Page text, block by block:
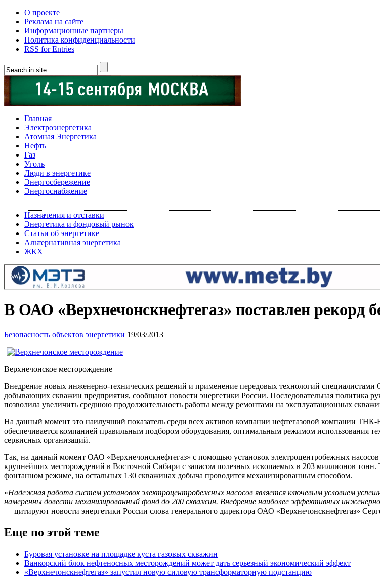
О проекте
Реклама на сайте
Информационные партнеры
Политика конфиденциальности
RSS for Entries
Главная
Электроэнергетика
Атомная Энергетика
Нефть
Газ
Уголь
Люди в энергетике
Энергосбережение
Энергоснабжение
Назначения и отставки
Энергетика и фондовый рынок
Статьи об энергетике
Альтернативная энергетика
ЖКХ
В ОАО «Верхнечонскнефтегаз» поставлен рекорд
Безопасность объектов энергетики 19/03/2013
Верхнечонское месторождение
Внедрение новых инженерно-технических решений и применение передовых технологий
добывающих скважин предприятия, сообщают новости энергетики России. Последовательная политика
позволила увеличить среднюю продолжительность работы между ремонтами на эксплуатационных
На данный момент это наилучший показатель среди всех активов компании нефтегазовой компании ТНК-
обеспечивается компанией правильным подбором оборудования, оптимальным режимом использования
сервисных организаций.
Так, на данный момент ОАО «Верхнечонскнефтегаз» с помощью установок электроцентробежных
крупнейших месторождений в Восточной Сибири с запасом полезных ископаемых в 203 миллионов
фонтанном режиме, на остальных 130 скважинах добыча проводится механизированным способом.
«Надежная работа систем установок электроцентробежных насосов является ключевым условием
намеренны довести механизированный фонд до 200 скважин. Внедрение наиболее эффективных
— цитируют новости энергетики России слова генерального директора ОАО «Верхнечонскнефтегаз»
Еще по этой теме
Буровая установке на площадке куста газовых скважин
Ванкорский блок нефтеносных месторождений может дать серьезный экономический эффект
«Верхнечонскнефтегаз» запустил новую силовую трансформаторную подстанцию